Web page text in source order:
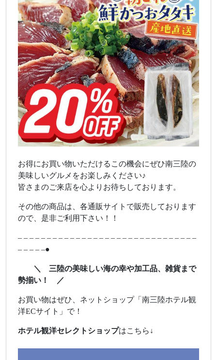
お得にお買い物いただけるこの機会にぜひ南三陸の
美味しいグルメをお楽しみください♪
皆さまのご来店を心よりお待ちしております。
その他の商品は、各通販サイトで販売しております
ので、是非ご利用下さい！！
– – – – – – – – – – – – – – – – – – – – – – – – – – – – – – –
– – – – –●
＼ 三陸の美味しい海の幸や加工品、雑貨まで
勢揃い！ ／
お買い物はぜひ、ネットショップ「南三陸ホテル観
洋ECサイト」で！
ホテル観洋セレクトショップはこちら↓